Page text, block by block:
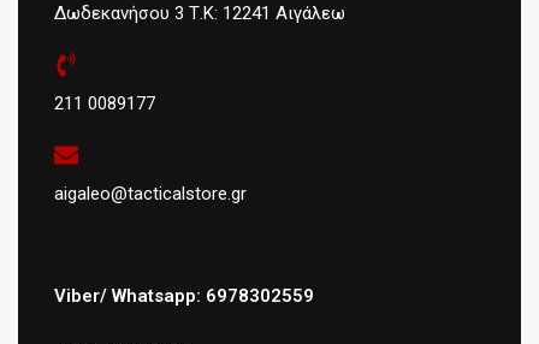
Δωδεκανήσου 3 Τ.Κ: 12241 Αιγάλεω
211 0089177
aigaleo@tacticalstore.gr
Viber/ Whatsapp: 6978302559